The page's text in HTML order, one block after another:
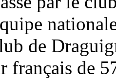
de
français de